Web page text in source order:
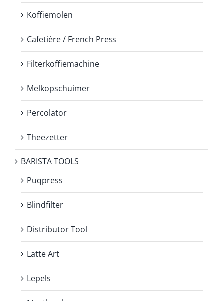
Koffiemolen
Cafetière / French Press
Filterkoffiemachine
Melkopschuimer
Percolator
Theezetter
BARISTA TOOLS
Puqpress
Blindfilter
Distributor Tool
Latte Art
Lepels